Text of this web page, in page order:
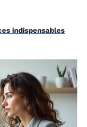
indispensables